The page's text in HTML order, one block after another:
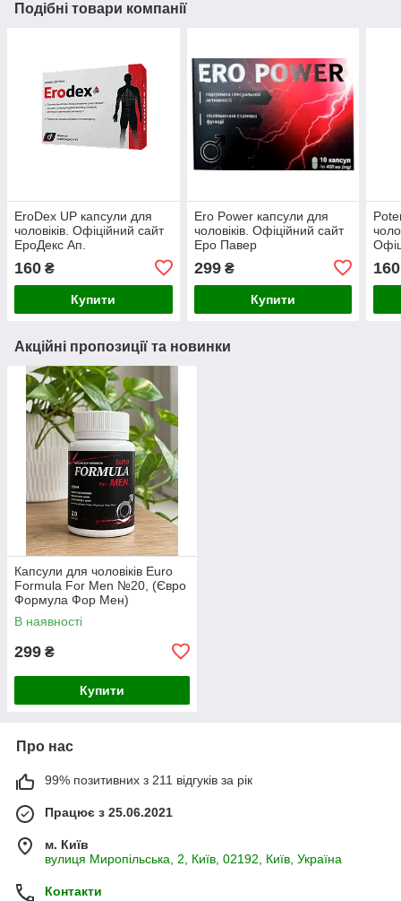
Подібні товари компанії
EroDex UP капсули для
чоловіків. Офіційний сайт
ЕроДекс Ап.
160 ₴
Купити
Ero Power капсули для
чоловіків. Офіційний сайт
Еро Павер
299₴
Купити
160
Акційні пропозиції та новинки
Капсули для чоловіків Euro
Formula For Men №20, (Євро
Формула Фор Мен)
В наявності
299 ₴
Купити
Про нас
99% позитивних з 211 відгуків за рік
Працює з 25.06.2021
м. Київ
вулиця Миропільська, 2, Київ, 02192, Київ, Україна
Контакти